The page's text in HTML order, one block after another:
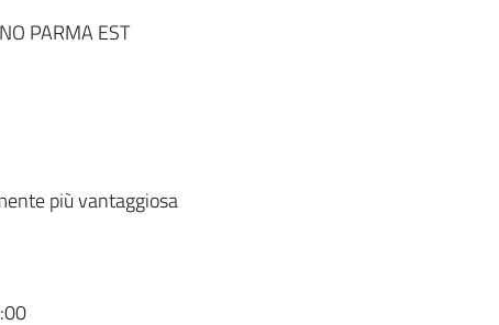
PARMA EST
più vantaggiosa